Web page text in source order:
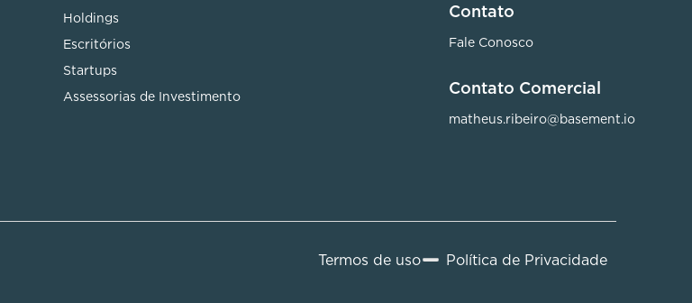
Holdings
Escritórios
Startups
Assessorias de Investimento
Contato
Fale Conosco
Contato Comercial
matheus.ribeiro@basement.io
Termos de uso Política de Privacidade